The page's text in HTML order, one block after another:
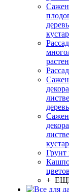
Грунт
цветов
+